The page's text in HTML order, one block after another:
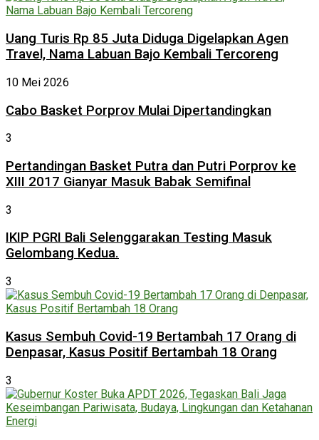
Uang Turis Rp 85 Juta Diduga Digelapkan Agen
Travel, Nama Labuan Bajo Kembali Tercoreng
10 Mei 2026
Cabo Basket Porprov Mulai Dipertandingkan
3
Pertandingan Basket Putra dan Putri Porprov ke
XIII 2017 Gianyar Masuk Babak Semifinal
3
IKIP PGRI Bali Selenggarakan Testing Masuk
Gelombang Kedua.
3
Kasus Sembuh Covid-19 Bertambah 17 Orang di
Denpasar, Kasus Positif Bertambah 18 Orang
3